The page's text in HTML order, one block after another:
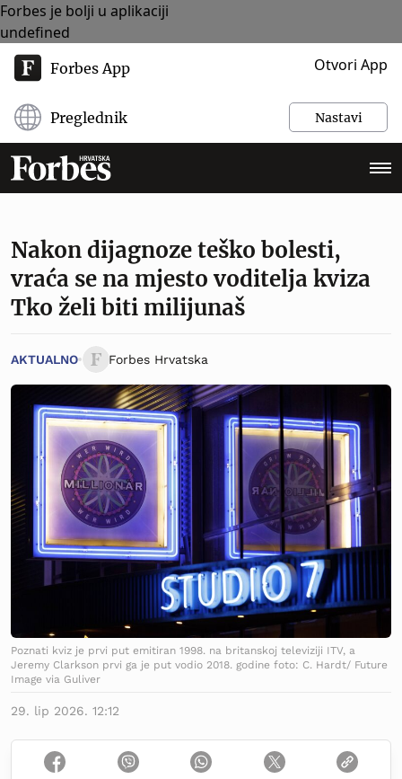
Forbes je bolji u aplikaciji
undefined
Forbes App Otvori App
Preglednik Nastavi
Nakon dijagnoze teško bolesti,
vraća se na mjesto voditelja kviza
Tko želi biti milijunaš
AKTUALNO Forbes Hrvatska
Poznati kviz je prvi put emitiran 1998. na britanskoj televiziji ITV, a
Jeremy Clarkson prvi ga je put vodio 2018. godine foto: C. Hardt/ Future
Image via Guliver
29. lip 2026. 12:12